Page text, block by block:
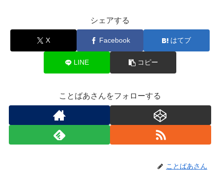
シェアする
X Facebook はてブ
LINE コピー
ことばあさんをフォローする
ことばあさん